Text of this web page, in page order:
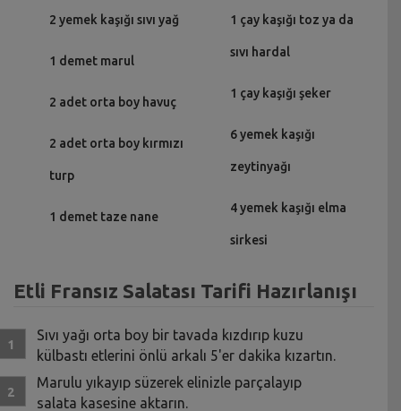
2 yemek kaşığı sıvı yağ
1 demet marul
2 adet orta boy havuç
2 adet orta boy kırmızı
turp
1 demet taze nane
1 çay kaşığı toz ya da
sıvı hardal
1 çay kaşığı şeker
6 yemek kaşığı
zeytinyağı
4 yemek kaşığı elma
sirkesi
Etli Fransız Salatası Tarifi Hazırlanışı
Sıvı yağı orta boy bir tavada kızdırıp kuzu
külbastı etlerini önlü arkalı 5'er dakika kızartın.
Marulu yıkayıp süzerek elinizle parçalayıp
salata kasesine aktarın.